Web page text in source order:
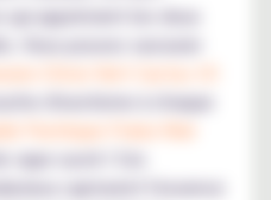
qui apprécient les doux
d'exotisme à chaque
sucré ! Ces
capturent l'essence